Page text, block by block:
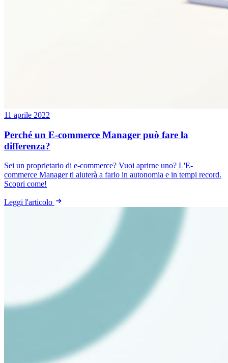
11 aprile 2022
Perché un E-commerce Manager può fare la
differenza?
Sei un proprietario di e-commerce? Vuoi aprirne uno? L'E-
commerce Manager ti aiuterà a farlo in autonomia e in tempi record.
Scopri come!
Leggi l'articolo